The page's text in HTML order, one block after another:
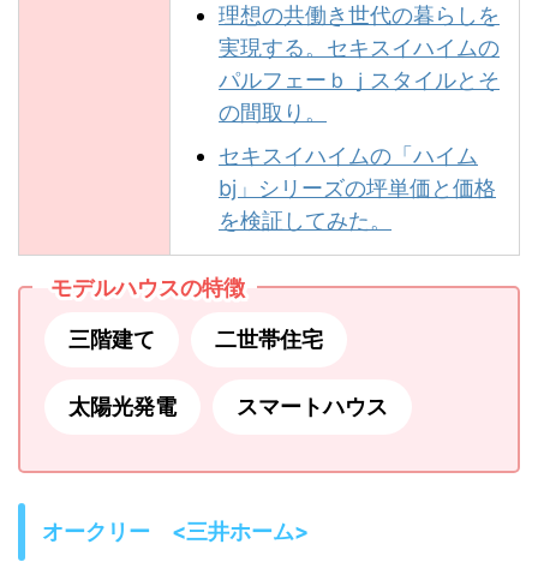
理想の共働き世代の暮らしを
実現する。セキスイハイムの
パルフェーｂｊスタイルとそ
の間取り。
セキスイハイムの「ハイム
bj」シリーズの坪単価と価格
を検証してみた。
モデルハウスの特徴
三階建て 二世帯住宅
太陽光発電 スマートハウス
オークリー <三井ホーム>